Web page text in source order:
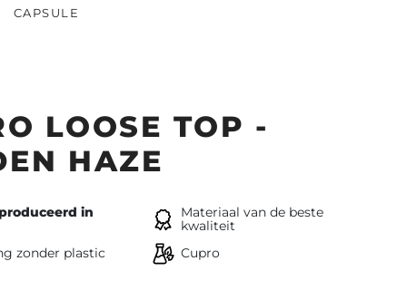
CAPSULE
LOOSE TOP -
HAZE
in
Materiaal van de beste
kwaliteit
zonder plastic
Cupro